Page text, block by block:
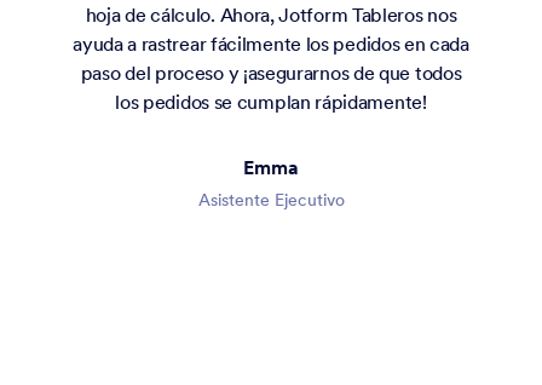
hoja de cálculo. Ahora, Jotform Tableros nos
ayuda a rastrear fácilmente los pedidos en cada
paso del proceso y ¡asegurarnos de que todos
los pedidos se cumplan rápidamente!
Emma
Asistente Ejecutivo